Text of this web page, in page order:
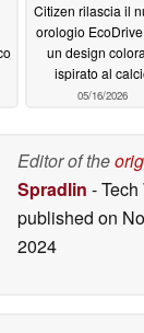
Citizen rilascia il
orologio
un design
ispirato al
05/16/2026
Editor of the
Spradlin -
published on
2024